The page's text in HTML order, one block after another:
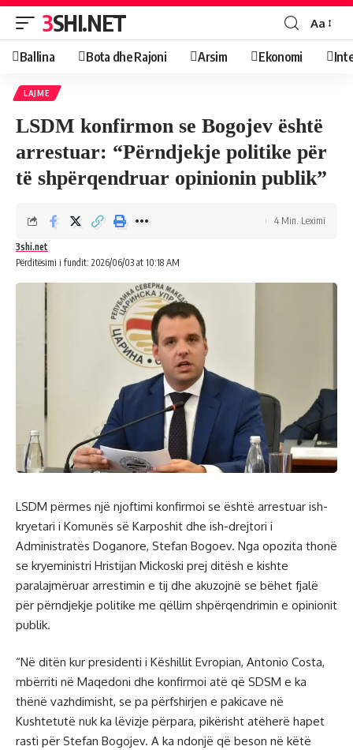
3SHI.NET Aa
Ballina Bota dhe Rajoni Arsim Ekonomi
LAJME
LSDM konfirmon se Bogojev është
arrestuar: “Përndjekje politike për
të shpërqendruar opinionin publik”
Përditësimi i fundit: 2026/06/03 at 10:18 AM
3shi.net
4 Min. Leximi
LSDM përmes një njoftimi konfirmoi se është arrestuar ish-
kryetari i Komunës së Karposhit dhe ish-drejtori i
Administratës Doganore, Stefan Bogoev. Nga opozita thonë
se kryeministri Hristijan Mickoski prej ditësh e kishte
paralajmëruar arrestimin e tij dhe akuzojnë se bëhet fjalë
për përndjekje politike me qëllim shpërqendrimin e opinionit
publik.
“Në ditën kur presidenti i Këshillit Evropian, Antonio Costa,
mbërriti në Maqedoni dhe konfirmoi atë që SDSM e ka
thënë vazhdimisht, se pa përfshirjen e pakicave në
Kushtetutë nuk ka lëvizje përpara, pikërisht atëherë hapet
rasti për Stefan Bogojev. A ka ndonjë që beson në këtë